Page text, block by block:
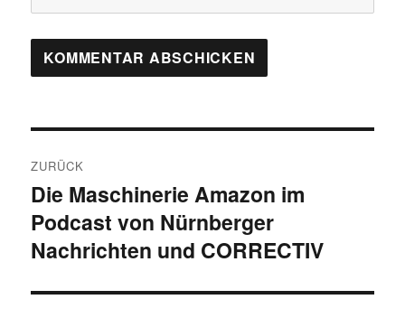
ZURÜCK
Vorheriger
Beitrag:
Die Maschinerie Amazon im
Podcast von Nürnberger
Nachrichten und CORRECTIV